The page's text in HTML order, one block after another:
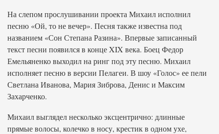
На слепом прослушивании проекта Михаил исполнил
песню «Ой, то не вечер». Песня также известна под
названием «Сон Степана Разина». Впервые записанный
текст песни появился в конце XIX века. Боец Федор
Емельяненко выходил на ринг под эту песню. Михаил
исполняет песню в версии Пелагеи. В шоу «Голос» ее пели
Светлана Иванова, Мария Зиброва, Денис и Максим
Захарченко.
Михаил выглядел несколько эксцентрично: длинные
прямые волосы, колечко в носу, крестик в одном ухе,